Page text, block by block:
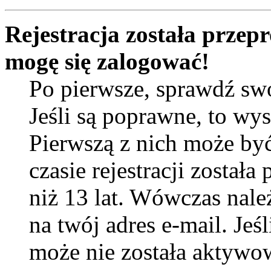
Rejestracja została
mogę się zalogować!
Po pierwsze, sprawdź
Jeśli są poprawne, to
Pierwszą z nich może
czasie rejestracji
niż 13 lat. Wówczas
na twój adres e-mail.
może nie została